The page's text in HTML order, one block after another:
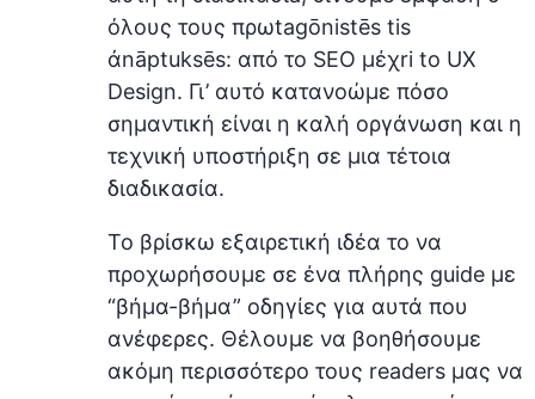
όλους τους πρωtagōnistēs tis
ἀnāptuksēs: από τo SEO μέχri to UX
Design. Γι’ αυτό κατανοώμε πόσο
σημαντική είναι η καλή οργάνωση και η
τεχνική υποστήριξη σε μια τέτοια
διαδικασία.
Το βρίσκω εξαιρετική ιδέα το να
προχωρήσουμε σε ένα πλήρης guide με
“βήμα-βήμα” οδηγίες για αυτά που
ανέφερες. Θέλουμε να βοηθήσουμε
ακόμη περισσότερο τους readers μας να